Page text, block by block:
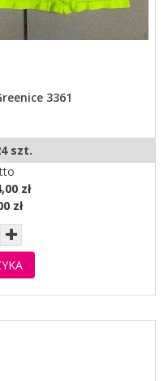
3361
szt.
zł
zł